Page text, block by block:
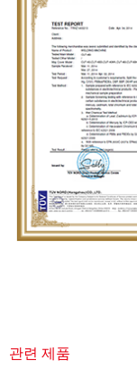
관련 제품